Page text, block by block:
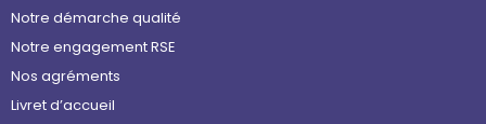
Notre démarche qualité
Notre engagement RSE
Nos agréments
Livret d’accueil